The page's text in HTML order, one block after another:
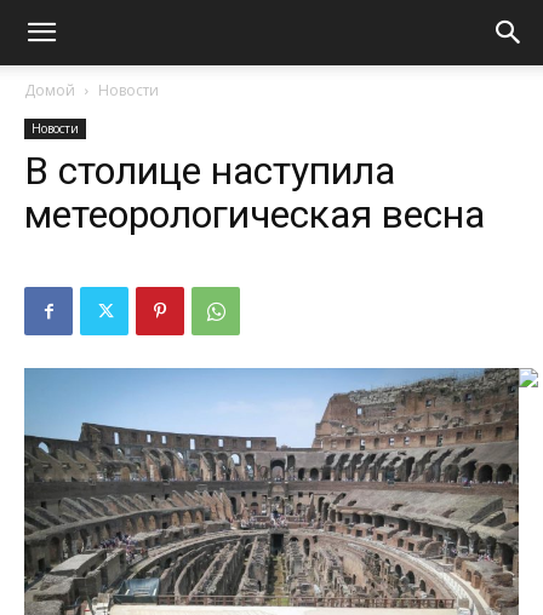
Домой Новости
Новости
В столице наступила
метеорологическая весна